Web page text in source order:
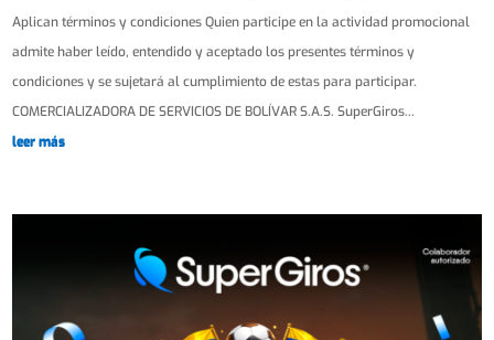
Aplican términos y condiciones Quien participe en la actividad promocional
admite haber leído, entendido y aceptado los presentes términos y
condiciones y se sujetará al cumplimiento de estas para participar.
COMERCIALIZADORA DE SERVICIOS DE BOLÍVAR S.A.S. SuperGiros...
leer más